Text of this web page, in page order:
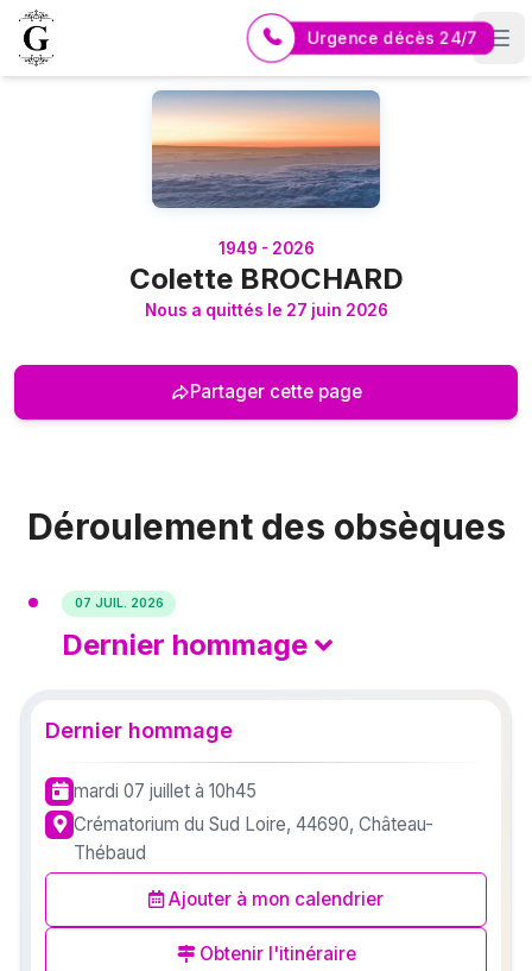
Logo Pompes Funèbres GUERIN
Urgence décès 24/7
1949 - 2026
Colette BROCHARD
Nous a quittés le 27 juin 2026
Partager cette page
Déroulement des obsèques
07 JUIL. 2026
Dernier hommage
Dernier hommage
mardi 07 juillet à 10h45
Crématorium du Sud Loire, 44690, Château-
Thébaud
Ajouter à mon calendrier
Obtenir l'itinéraire